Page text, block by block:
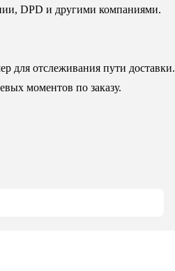
DPD и другими компаниями.
для отслеживания пути доставки.
моментов по заказу.